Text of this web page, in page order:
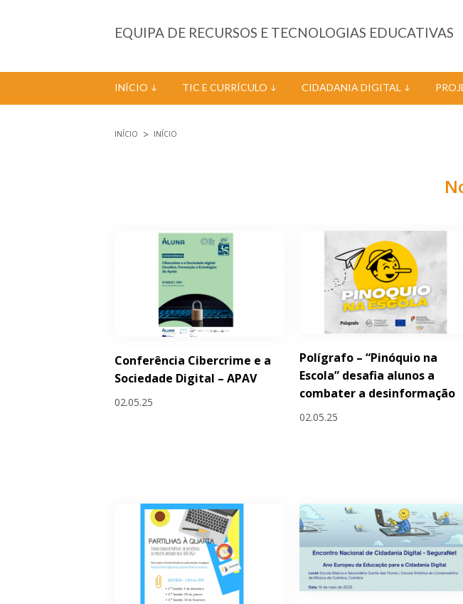
EQUIPA DE RECURSOS E TECNOLOGIAS EDUCATIVAS
INÍCIO TIC E CURRÍCULO CIDADANIA DIGITAL
INÍCIO INÍCIO
Conferência Cibercrime e a
Sociedade Digital – APAV
02.05.25
Polígrafo – “Pinóquio na
Escola” desafia alunos a
combater a desinformação
02.05.25
Páginas